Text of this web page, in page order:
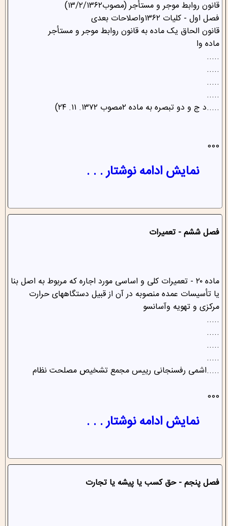
قانون روابط موجر و مستأجر (مصوب۱۳/۲/۱۳۶۲)
‌فصل اول - کلیات ۱۳۶۲واصلاحات بعدی
‌قانون الحاق یک ماده به قانون روابط موجر و مستأجر
‌ماده وا
.....
.....
.....
.....
.....د ج و دو تبصره به ماده ۲مصوب ۱۳۷۲. ۱۱. ۲۴)
000
نمایش ادامه نوشتار . . .
فصل ششم - تعمیرات‌
ماده ۲۰ - تعمیرات کلی و اساسی مورد اجاره که مربوط به اصل بنا
یا تأسیسات عمده منصوبه در آن از قبیل دستگاههای حرارت
مرکزی و تهویه و‌آسانسو
.....
.....
.....
.....
.....اشمی رفسنجانی ‌رییس مجمع تشخیص مصلحت نظام
000
نمایش ادامه نوشتار . . .
فصل پنجم - حق کسب یا پیشه یا تجارت